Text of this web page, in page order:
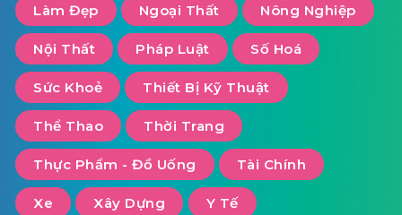
Làm Đẹp Ngoại Thất Nông Nghiệp
Nội Thất Pháp Luật Số Hoá
Sức Khoẻ Thiết Bị Kỹ Thuật
Thể Thao Thời Trang
Thực Phẩm - Đồ Uống Tài Chính
Xe Xây Dựng Y Tế